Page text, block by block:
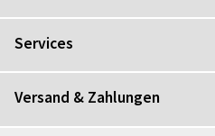
Services
Versand & Zahlungen